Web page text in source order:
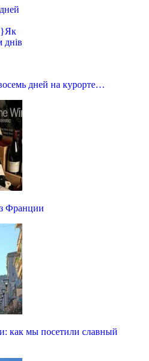
дней на курорте…
Франции
как мы посетили славный